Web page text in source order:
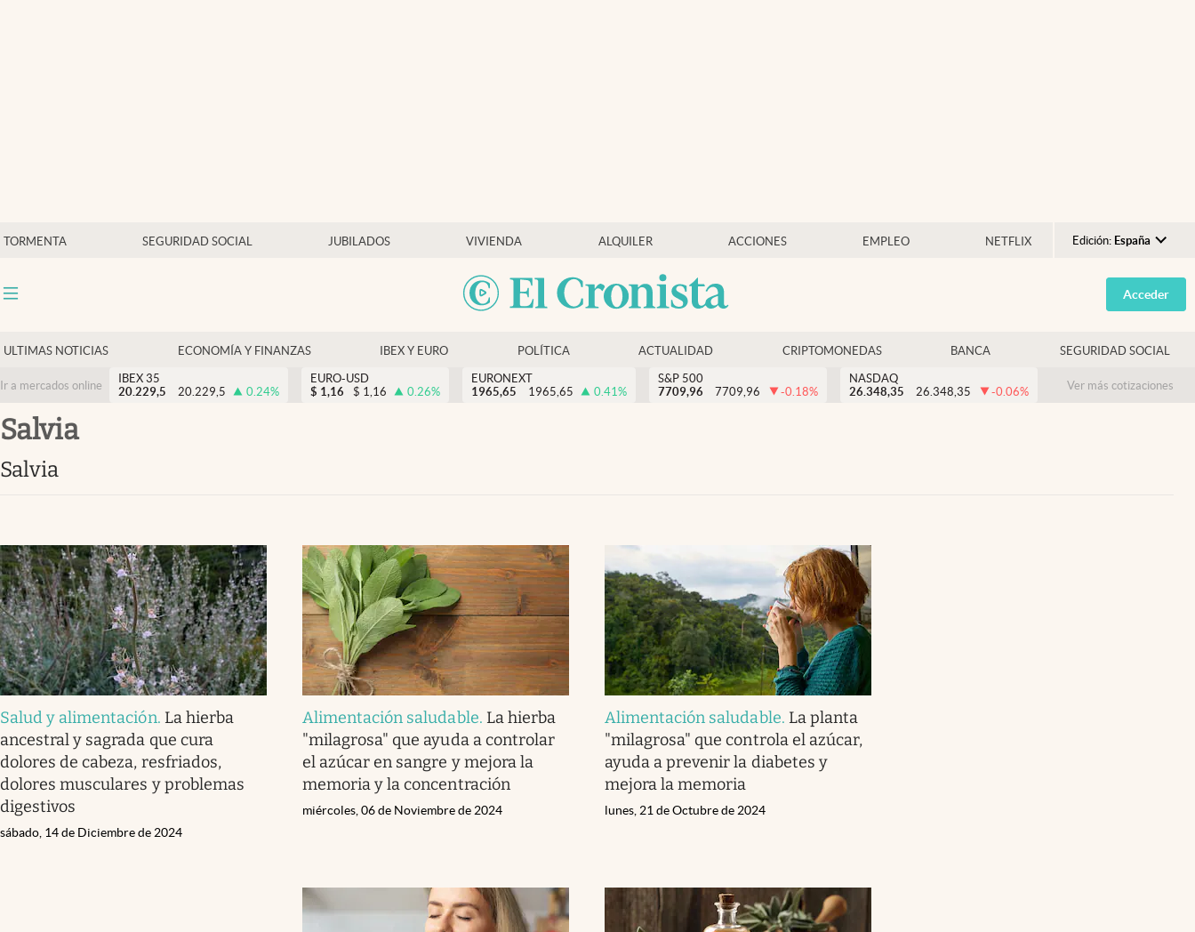
TORMENTA SEGURIDAD SOCIAL JUBILADOS VIVIENDA ALQUILER ACCIONES EMPLEO NETFLIX Edición: España
Argentina
España
USA
Colombia
Acceder
ULTIMAS NOTICIAS ECONOMÍA Y FINANZAS IBEX Y EURO POLÍTICA ACTUALIDAD CRIPTOMONEDAS BANCA SEGURIDAD SOCIAL
Ir a mercados online
IBEX 35
20.229,5
20.229,5 0.24%
EURO-USD
$ 1,16 $ 1,16 0.26%
EURONEXT
1965,65
1965,65 0.41%
S&P 500
7709,96
7709,96 -0.18%
NASDAQ
26.348,35
26.348,35 -0.06% Ver más cotizaciones
Salvia
Salvia
Salud y alimentación. La hierba
ancestral y sagrada que cura
dolores de cabeza, resfriados,
dolores musculares y problemas
digestivos
sábado, 14 de Diciembre de 2024
Alimentación saludable. La hierba
"milagrosa" que ayuda a controlar
el azúcar en sangre y mejora la
memoria y la concentración
miércoles, 06 de Noviembre de 2024
Alimentación saludable. La planta
"milagrosa" que controla el azúcar,
ayuda a prevenir la diabetes y
mejora la memoria
lunes, 21 de Octubre de 2024